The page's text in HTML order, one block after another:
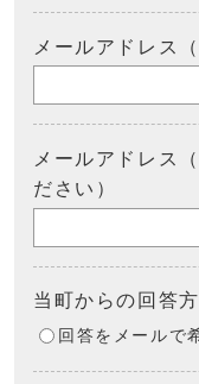
メールアドレス
メールアドレス
ださい）
当町からの回答
回答をメールで